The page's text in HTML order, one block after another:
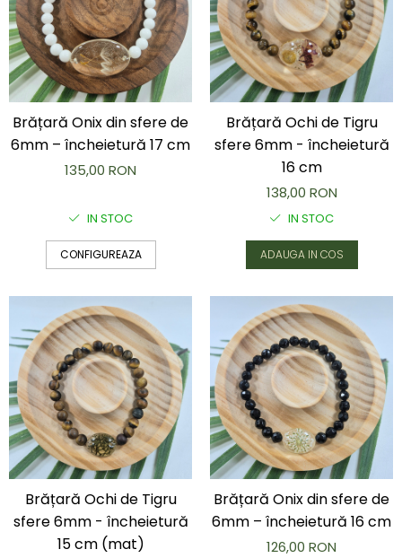
Brățară Onix din sfere de
6mm – încheietură 17 cm
135,00 RON
IN STOC
CONFIGUREAZA
Brățară Ochi de Tigru
sfere 6mm - încheietură
16 cm
138,00 RON
IN STOC
ADAUGA IN COS
Brățară Ochi de Tigru
sfere 6mm - încheietură
15 cm (mat)
Brățară Onix din sfere de
6mm – încheietură 16 cm
126,00 RON